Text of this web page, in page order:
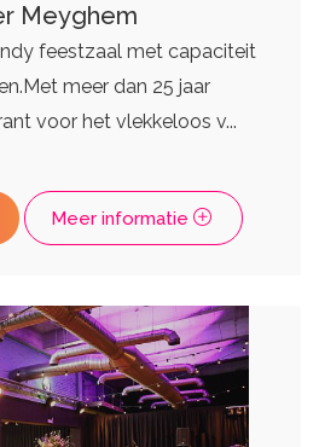
Meyghem
feestzaal met capaciteit
meer dan 25 jaar
voor het vlekkeloos v...
Meer informatie